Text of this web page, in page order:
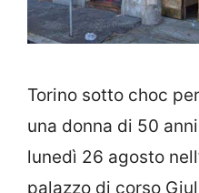
Torino sotto choc
una donna di 50
lunedì 26 agosto
palazzo di corso